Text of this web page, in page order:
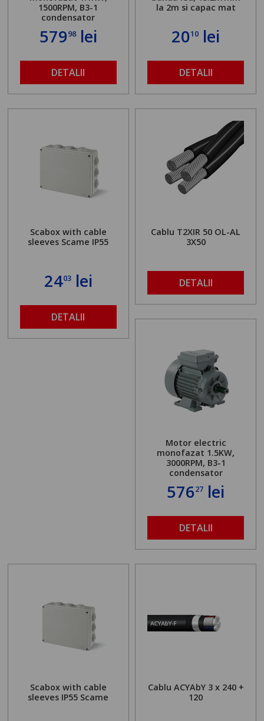
1500RPM, B3-1
condensator
57998lei
DETALII
la 2m si capac mat
2010 lei
DETALII
Scabox with cable
sleeves Scame IP55
2403lei
DETALII
Cablu T2XIR 50 OL-AL
3X50
DETALII
Motor electric
monofazat 1.5KW,
3000RPM, B3-1
condensator
57627 lei
DETALII
Scabox with cable
sleeves IP55 Scame
Cablu ACYAbY 3 x 240 +
120